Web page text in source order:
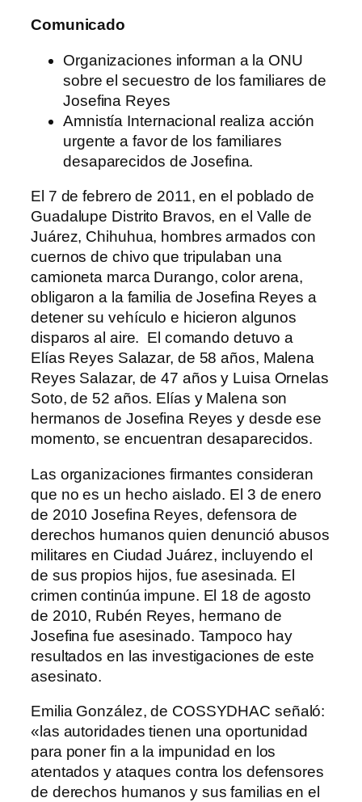
Comunicado
Organizaciones informan a la ONU
sobre el secuestro de los familiares de
Josefina Reyes
Amnistía Internacional realiza acción
urgente a favor de los familiares
desaparecidos de Josefina.
El 7 de febrero de 2011, en el poblado de
Guadalupe Distrito Bravos, en el Valle de
Juárez, Chihuhua, hombres armados con
cuernos de chivo que tripulaban una
camioneta marca Durango, color arena,
obligaron a la familia de Josefina Reyes a
detener su vehículo e hicieron algunos
disparos al aire. El comando detuvo a
Elías Reyes Salazar, de 58 años, Malena
Reyes Salazar, de 47 años y Luisa Ornelas
Soto, de 52 años. Elías y Malena son
hermanos de Josefina Reyes y desde ese
momento, se encuentran desaparecidos.
Las organizaciones firmantes consideran
que no es un hecho aislado. El 3 de enero
de 2010 Josefina Reyes, defensora de
derechos humanos quien denunció abusos
militares en Ciudad Juárez, incluyendo el
de sus propios hijos, fue asesinada. El
crimen continúa impune. El 18 de agosto
de 2010, Rubén Reyes, hermano de
Josefina fue asesinado. Tampoco hay
resultados en las investigaciones de este
asesinato.
Emilia González, de COSSYDHAC señaló:
«las autoridades tienen una oportunidad
para poner fin a la impunidad en los
atentados y ataques contra los defensores
de derechos humanos y sus familias en el